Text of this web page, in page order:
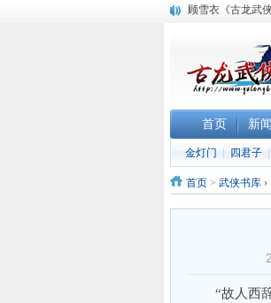
“武侠书库”查缺
顾雪衣《古龙武
首页 新
金灯门 四君子
首页 > 武侠书库 ›
“故人西辞